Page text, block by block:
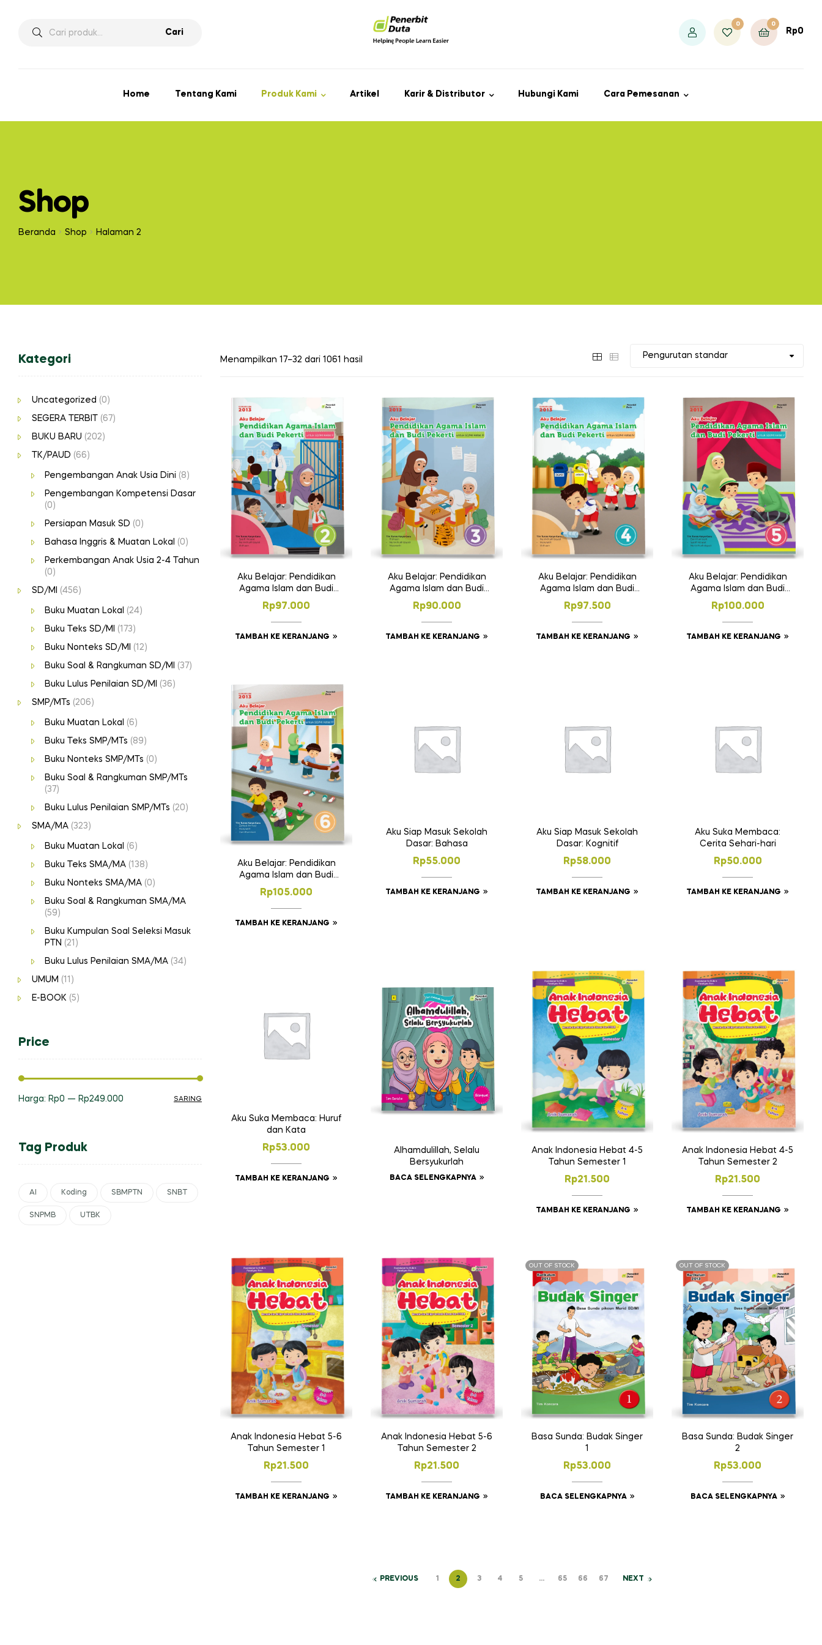
Pencarian
Cari
0 0
Rp0
Home Tentang Kami Produk Kami Artikel Karir & Distributor Hubungi Kami Cara Pemesanan
Shop
Beranda Shop Halaman 2
Menampilkan 17–32 dari 1061 hasil
Aku Belajar: Pendidikan
Agama Islam dan Budi
Pekerti SD Kelas 2
Rp97.000
TAMBAH KE KERANJANG
Aku Belajar: Pendidikan
Agama Islam dan Budi
Pekerti SD Kelas 3
Rp90.000
TAMBAH KE KERANJANG
Aku Belajar: Pendidikan
Agama Islam dan Budi
Pekerti SD Kelas 4
Rp97.500
TAMBAH KE KERANJANG
Aku Belajar: Pendidikan
Agama Islam dan Budi
Pekerti SD Kelas 5
Rp100.000
TAMBAH KE KERANJANG
Aku Belajar: Pendidikan
Agama Islam dan Budi
Pekerti SD Kelas 6
Rp105.000
TAMBAH KE KERANJANG
Aku Siap Masuk Sekolah
Dasar: Bahasa
Rp55.000
TAMBAH KE KERANJANG
Aku Siap Masuk Sekolah
Dasar: Kognitif
Rp58.000
TAMBAH KE KERANJANG
Aku Suka Membaca:
Cerita Sehari-hari
Rp50.000
TAMBAH KE KERANJANG
Aku Suka Membaca: Huruf
dan Kata
Rp53.000
TAMBAH KE KERANJANG
Alhamdulillah, Selalu
Bersyukurlah
BACA SELENGKAPNYA
Anak Indonesia Hebat 4-5
Tahun Semester 1
Rp21.500
TAMBAH KE KERANJANG
Anak Indonesia Hebat 4-5
Tahun Semester 2
Rp21.500
TAMBAH KE KERANJANG
Anak Indonesia Hebat 5-6
Tahun Semester 1
Rp21.500
TAMBAH KE KERANJANG
Anak Indonesia Hebat 5-6
Tahun Semester 2
Rp21.500
TAMBAH KE KERANJANG
OUT OF STOCK
Basa Sunda: Budak Singer
1
Rp53.000
BACA SELENGKAPNYA
OUT OF STOCK
Basa Sunda: Budak Singer
2
Rp53.000
BACA SELENGKAPNYA
PREVIOUS 1 2 3 4 5 … 65 66 67 NEXT
Kategori
Uncategorized (0)
SEGERA TERBIT (67)
BUKU BARU (202)
TK/PAUD (66)
Pengembangan Anak Usia Dini (8)
Pengembangan Kompetensi Dasar
(0)
Persiapan Masuk SD (0)
Bahasa Inggris & Muatan Lokal (0)
Perkembangan Anak Usia 2-4 Tahun
(0)
SD/MI (456)
Buku Muatan Lokal (24)
Buku Teks SD/MI (173)
Buku Nonteks SD/MI (12)
Buku Soal & Rangkuman SD/MI (37)
Buku Lulus Penilaian SD/MI (36)
SMP/MTs (206)
Buku Muatan Lokal (6)
Buku Teks SMP/MTs (89)
Buku Nonteks SMP/MTs (0)
Buku Soal & Rangkuman SMP/MTs
(37)
Buku Lulus Penilaian SMP/MTs (20)
SMA/MA (323)
Buku Muatan Lokal (6)
Buku Teks SMA/MA (138)
Buku Nonteks SMA/MA (0)
Buku Soal & Rangkuman SMA/MA
(59)
Buku Kumpulan Soal Seleksi Masuk
PTN (21)
Buku Lulus Penilaian SMA/MA (34)
UMUM (11)
E-BOOK (5)
Price
SARING
Harga: Rp0 — Rp249.000
Tag Produk
AI Koding SBMPTN SNBT
SNPMB UTBK